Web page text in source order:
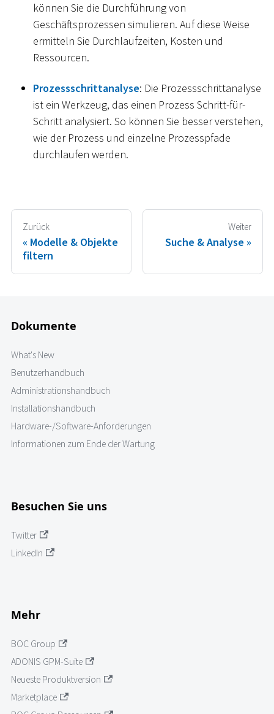
können Sie die Durchführung von
Geschäftsprozessen simulieren. Auf diese Weise
ermitteln Sie Durchlaufzeiten, Kosten und
Ressourcen.
Prozessschrittanalyse: Die Prozessschrittanalyse
ist ein Werkzeug, das einen Prozess Schritt-für-
Schritt analysiert. So können Sie besser verstehen,
wie der Prozess und einzelne Prozesspfade
durchlaufen werden.
Zurück
Modelle & Objekte
filtern
Weiter
Suche & Analyse
Dokumente
What's New
Benutzerhandbuch
Administrationshandbuch
Installationshandbuch
Hardware-/Software-Anforderungen
Informationen zum Ende der Wartung
Besuchen Sie uns
Twitter
LinkedIn
Mehr
BOC Group
ADONIS GPM-Suite
Neueste Produktversion
Marketplace